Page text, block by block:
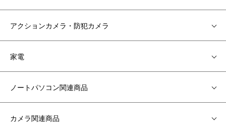
アクションカメラ・防犯カメラ
家電
ノートパソコン関連商品
カメラ関連商品